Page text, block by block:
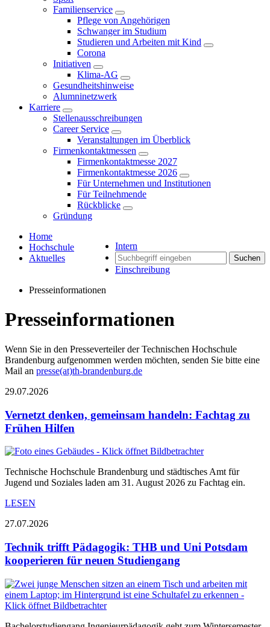
Familienservice
Pflege von Angehörigen
Schwanger im Studium
Studieren und Arbeiten mit Kind
Corona
Initiativen
Klima-AG
Gesundheitshinweise
Alumninetzwerk
Karriere
Stellenausschreibungen
Career Service
Veranstaltungen im Überblick
Firmenkontaktmessen
Firmenkontaktmesse 2027
Firmenkontaktmesse 2026
Für Unternehmen und Institutionen
Für Teilnehmende
Rückblicke
Gründung
Intern
Suchen
Einschreibung
Home
Hochschule
Aktuelles
Presseinformationen
Presseinformationen
Wenn Sie in den Presseverteiler der Technischen Hochschule
Brandenburg aufgenommen werden möchten, senden Sie bitte eine
Mail an presse(at)th-brandenburg.de
29.07.2026
Vernetzt denken, gemeinsam handeln: Fachtag zu
Frühen Hilfen
Technische Hochschule Brandenburg und städtisches Amt für
Jugend und Soziales laden am 31. August 2026 zu Fachtag ein.
LESEN
27.07.2026
Technik trifft Pädagogik: THB und Uni Potsdam
kooperieren für neuen Studiengang